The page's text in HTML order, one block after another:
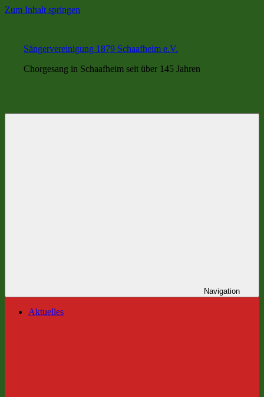
Zum Inhalt springen
Sängervereinigung 1879 Schaafheim e.V.
Chorgesang in Schaafheim seit über 145 Jahren
Navigation
Aktuelles